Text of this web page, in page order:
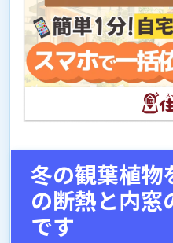
冬の観葉植物
の断熱と内窓
です